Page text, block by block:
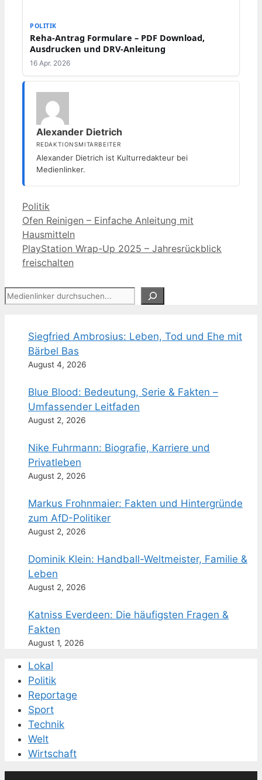
POLITIK
Reha-Antrag Formulare – PDF Download,
Ausdrucken und DRV-Anleitung
16 Apr. 2026
Alexander Dietrich
REDAKTIONSMITARBEITER
Alexander Dietrich ist Kulturredakteur bei
Medienlinker.
Kategorien
Politik
Ofen Reinigen – Einfache Anleitung mit
Hausmitteln
PlayStation Wrap-Up 2025 – Jahresrückblick
freischalten
Suchen
Siegfried Ambrosius: Leben, Tod und Ehe mit
Bärbel Bas
August 4, 2026
Blue Blood: Bedeutung, Serie & Fakten –
Umfassender Leitfaden
August 2, 2026
Nike Fuhrmann: Biografie, Karriere und
Privatleben
August 2, 2026
Markus Frohnmaier: Fakten und Hintergründe
zum AfD-Politiker
August 2, 2026
Dominik Klein: Handball-Weltmeister, Familie &
Leben
August 2, 2026
Katniss Everdeen: Die häufigsten Fragen &
Fakten
August 1, 2026
Lokal
Politik
Reportage
Sport
Technik
Welt
Wirtschaft